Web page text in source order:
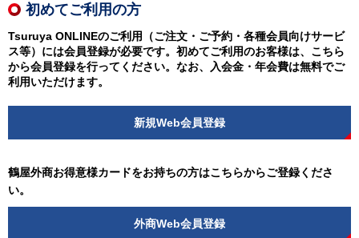
初めてご利用の方
Tsuruya ONLINEのご利用（ご注文・ご予約・各種会員向けサービ
ス等）には会員登録が必要です。初めてご利用のお客様は、こちら
から会員登録を行ってください。なお、入会金・年会費は無料でご
利用いただけます。
新規Web会員登録
鶴屋外商お得意様カードをお持ちの方はこちらからご登録くださ
い。
外商Web会員登録